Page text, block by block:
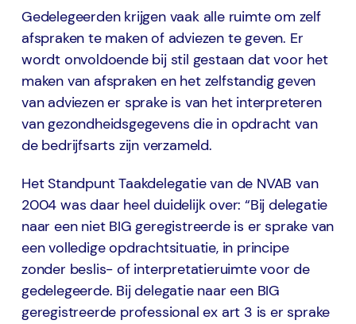
Gedelegeerden krijgen vaak alle ruimte om zelf
afspraken te maken of adviezen te geven. Er
wordt onvoldoende bij stil gestaan dat voor het
maken van afspraken en het zelfstandig geven
van adviezen er sprake is van het interpreteren
van gezondheidsgegevens die in opdracht van
de bedrijfsarts zijn verzameld.
Het Standpunt Taakdelegatie van de NVAB van
2004 was daar heel duidelijk over: “Bij delegatie
naar een niet BIG geregistreerde is er sprake van
een volledige opdrachtsituatie, in principe
zonder beslis- of interpretatieruimte voor de
gedelegeerde. Bij delegatie naar een BIG
geregistreerde professional ex art 3 is er sprake